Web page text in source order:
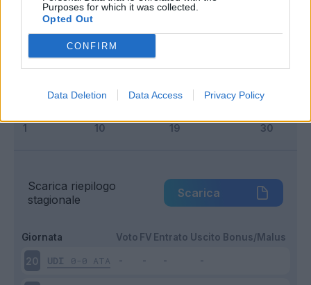
Purposes for which it was collected.
Opted Out
CONFIRM
Data Deletion Data Access Privacy Policy
Entrato
Inutilizzato 19 - 100%
Scarica riepilogo
stagionale
Scarica
Giornata Voto FV Entrato Uscito Bonus/Malus
20 UDI 0-0 ATA